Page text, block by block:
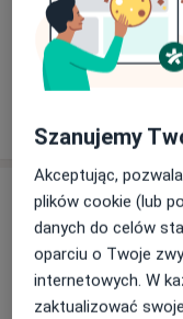
Maria
Adres
Szanujemy
Akceptując,
plików cookie (lub
danych do celów
oparciu o Twoje
internetowych. W
zaktualizować